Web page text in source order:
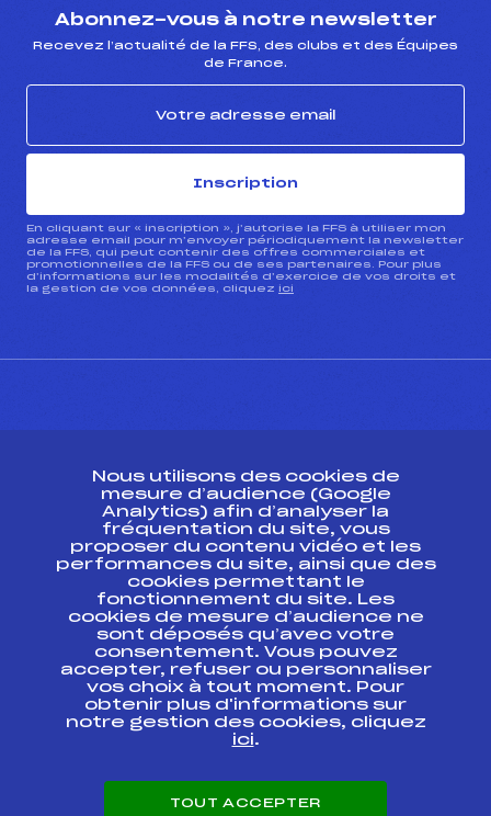
Abonnez-vous à notre newsletter
Recevez l’actualité de la FFS, des clubs et des Équipes
de France.
Inscription
En cliquant sur « inscription », j’autorise la FFS à utiliser mon
adresse email pour m’envoyer périodiquement la newsletter
de la FFS, qui peut contenir des offres commerciales et
promotionnelles de la FFS ou de ses partenaires. Pour plus
d’informations sur les modalités d’exercice de vos droits et
la gestion de vos données, cliquez ici
Ressources
Pass’Neige
Projet sportif fédéral
Projet de performance fédéral
Antidopage
Pôle Développement, Formation, Suivi
Scientifique
Listes ministérielles
Pôle vie de l’athlète
Enseignement professionnel
Nous utilisons des cookies de
mesure d’audience (Google
Analytics) afin d’analyser la
fréquentation du site, vous
proposer du contenu vidéo et les
performances du site, ainsi que des
cookies permettant le
fonctionnement du site. Les
cookies de mesure d’audience ne
sont déposés qu’avec votre
consentement. Vous pouvez
accepter, refuser ou personnaliser
vos choix à tout moment. Pour
obtenir plus d'informations sur
notre gestion des cookies, cliquez
ici.
TOUT ACCEPTER